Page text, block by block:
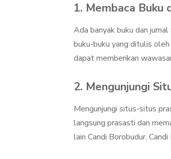
1. Membaca Buku
Ada banyak buku dan
buku-buku yang ditulis
dapat memberikan
2. Mengunjungi
Mengunjungi situs-situs
langsung prasasti dan
lain Candi Borobudur,